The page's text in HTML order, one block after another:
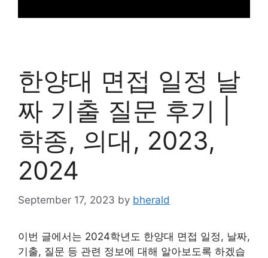
한양대 면접 일정 날
짜 기출 질문 후기 |
학종, 의대, 2023,
2024
September 17, 2023 by bherald
이번 글에서는 2024학년도 한양대 면접 일정, 날짜,
기출, 질문 등 관련 정보에 대해 알아보도록 하겠습